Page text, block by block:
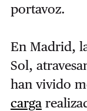
portavoz.
En Madrid,
Sol,
han vivido
carga